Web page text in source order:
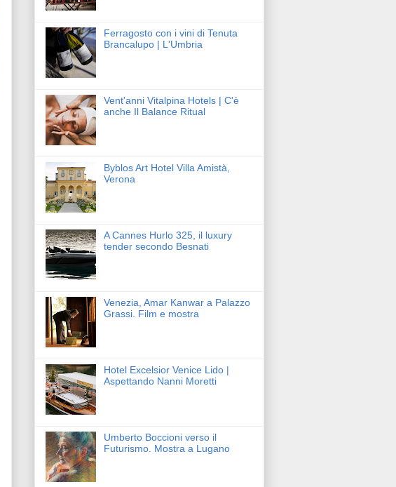
Ferragosto con i vini di Tenuta
Brancalupo | L'Umbria
Vent'anni Vitalpina Hotels | C'è
anche Il Balance Ritual
Byblos Art Hotel Villa Amistà,
Verona
A Cannes Hurlo 325, il luxury
tender secondo Besnati
Venezia, Amar Kanwar a Palazzo
Grassi. Film e mostra
Hotel Excelsior Venice Lido |
Aspettando Nanni Moretti
Umberto Boccioni verso il
Futurismo. Mostra a Lugano